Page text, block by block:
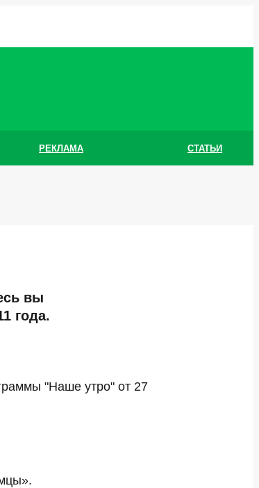
РЕКЛАМА СТАТЬИ
вы
года.
"Наше утро" от 27